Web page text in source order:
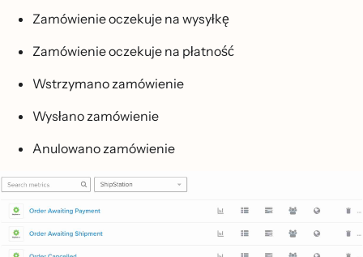
Zamówienie oczekuje na wysyłkę
Zamówienie oczekuje na płatność
Wstrzymano zamówienie
Wysłano zamówienie
Anulowano zamówienie